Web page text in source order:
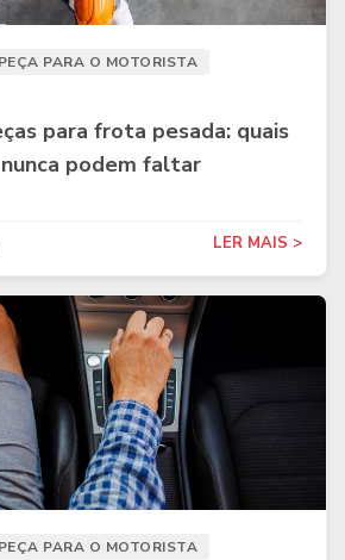
PARA O MOTORISTA
para frota pesada: quais
podem faltar
LER MAIS >
PARA O MOTORISTA